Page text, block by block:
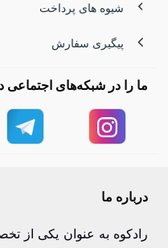
شیوه های پرداخت
پیگیری سفارش
ما را در شبکه‌های اجتماعی
درباره ما
رادکوه به عنوان یکی از